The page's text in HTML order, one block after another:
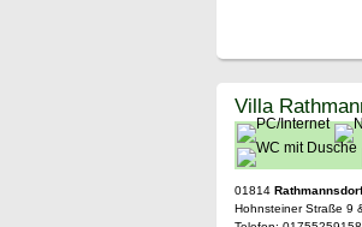
Villa
01814 Rathmannsdorf
Hohnsteiner Straße 9